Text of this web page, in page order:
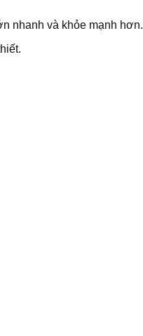
nhanh và khỏe mạnh hơn.